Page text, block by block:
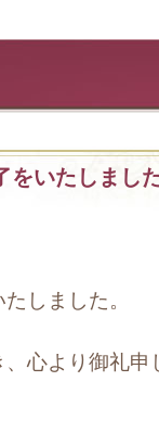
をいたしまし
しました。
心より御礼申